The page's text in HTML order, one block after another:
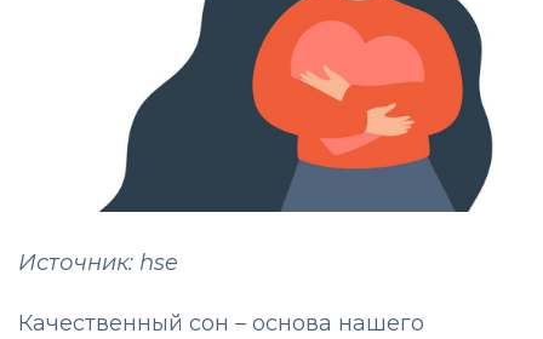
Источник: hse
Качественный сон – основа нашего